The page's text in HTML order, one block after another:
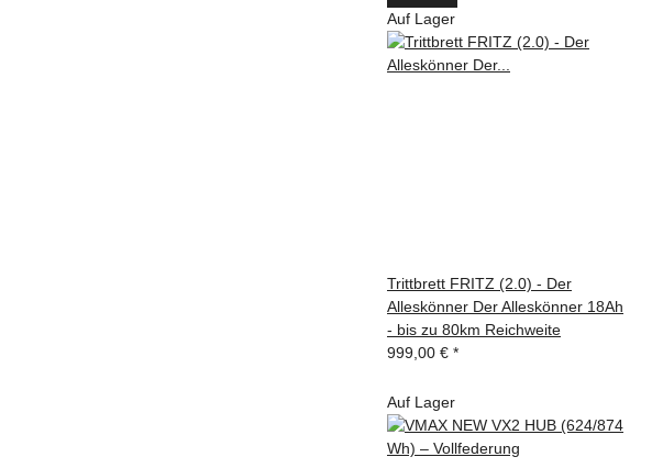
Auf Lager
Trittbrett FRITZ (2.0) - Der
Alleskönner Der Alleskönner 18Ah
- bis zu 80km Reichweite
999,00 € *
Auf Lager